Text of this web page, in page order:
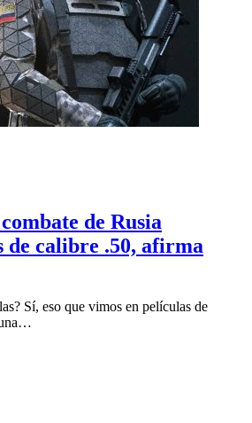
de Rusia
de calibre .50, afirma
Sí, eso que vimos en películas de